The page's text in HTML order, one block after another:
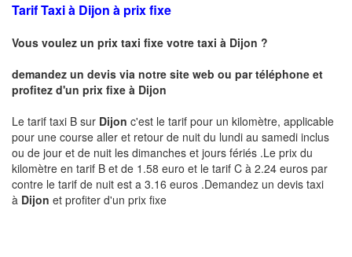
Tarif Taxi à Dijon à prix fixe
Vous voulez un prix taxi fixe votre taxi à Dijon ?
demandez un devis via notre site web ou par téléphone et
profitez d'un prix fixe à Dijon
Le tarif taxi B sur Dijon c'est le tarif pour un kilomètre, applicable
pour une course aller et retour de nuit du lundi au samedi inclus
ou de jour et de nuit les dimanches et jours fériés .Le prix du
kilomètre en tarif B et de 1.58 euro et le tarif C à 2.24 euros par
contre le tarif de nuit est a 3.16 euros .Demandez un devis taxi
à Dijon et profiter d'un prix fixe